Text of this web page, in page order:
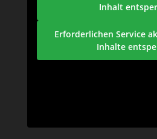
Inhalt
Erforderlichen Service
Inhalte